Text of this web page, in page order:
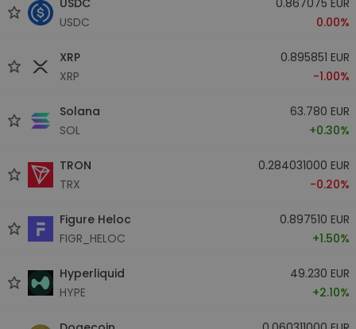
USDC
0.00%
XRP
XRP
0.895851 EUR
-1.00%
Solana
SOL
63.780 EUR
+0.30%
TRON
TRX
0.284031000 EUR
-0.20%
Figure Heloc
FIGR_HELOC
0.897510 EUR
+1.50%
Hyperliquid
HYPE
49.230 EUR
+2.10%